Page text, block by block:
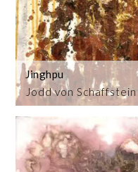
Jodd von Schaffstein
Jinghpu